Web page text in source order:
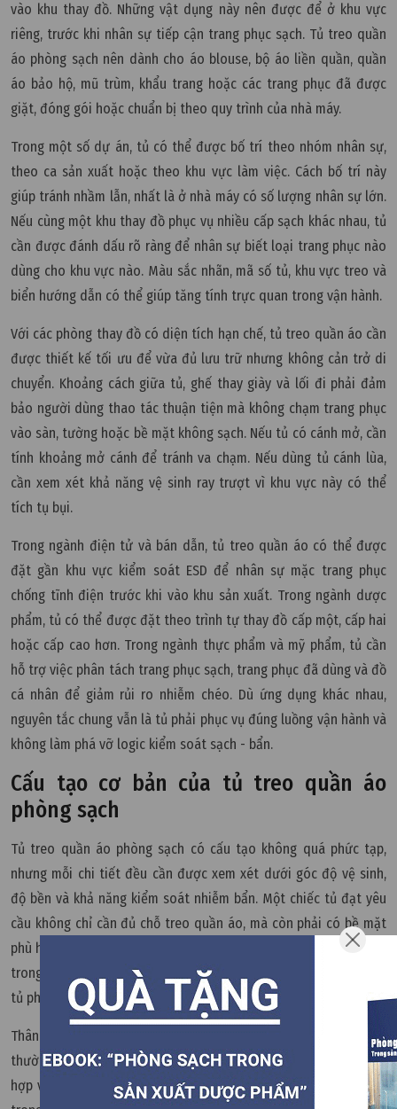
vào khu thay đồ. Những vật dụng này nên được để ở khu vực
riêng, trước khi nhân sự tiếp cận trang phục sạch. Tủ treo quần
áo phòng sạch nên dành cho áo blouse, bộ áo liền quần, quần
áo bảo hộ, mũ trùm, khẩu trang hoặc các trang phục đã được
giặt, đóng gói hoặc chuẩn bị theo quy trình của nhà máy.
Trong một số dự án, tủ có thể được bố trí theo nhóm nhân sự,
theo ca sản xuất hoặc theo khu vực làm việc. Cách bố trí này
giúp tránh nhầm lẫn, nhất là ở nhà máy có số lượng nhân sự lớn.
Nếu cùng một khu thay đồ phục vụ nhiều cấp sạch khác nhau, tủ
cần được đánh dấu rõ ràng để nhân sự biết loại trang phục nào
dùng cho khu vực nào. Màu sắc nhãn, mã số tủ, khu vực treo và
biển hướng dẫn có thể giúp tăng tính trực quan trong vận hành.
Với các phòng thay đồ có diện tích hạn chế, tủ treo quần áo cần
được thiết kế tối ưu để vừa đủ lưu trữ nhưng không cản trở di
chuyển. Khoảng cách giữa tủ, ghế thay giày và lối đi phải đảm
bảo người dùng thao tác thuận tiện mà không chạm trang phục
vào sàn, tường hoặc bề mặt không sạch. Nếu tủ có cánh mở, cần
tính khoảng mở cánh để tránh va chạm. Nếu dùng tủ cánh lùa,
cần xem xét khả năng vệ sinh ray trượt vì khu vực này có thể
tích tụ bụi.
Trong ngành điện tử và bán dẫn, tủ treo quần áo có thể được
đặt gần khu vực kiểm soát ESD để nhân sự mặc trang phục
chống tĩnh điện trước khi vào khu sản xuất. Trong ngành dược
phẩm, tủ có thể được đặt theo trình tự thay đồ cấp một, cấp hai
hoặc cấp cao hơn. Trong ngành thực phẩm và mỹ phẩm, tủ cần
hỗ trợ việc phân tách trang phục sạch, trang phục đã dùng và đồ
cá nhân để giảm rủi ro nhiễm chéo. Dù ứng dụng khác nhau,
nguyên tắc chung vẫn là tủ phải phục vụ đúng luồng vận hành và
không làm phá vỡ logic kiểm soát sạch - bẩn.
Cấu tạo cơ bản của tủ treo quần áo
phòng sạch
Tủ treo quần áo phòng sạch có cấu tạo không quá phức tạp,
nhưng mỗi chi tiết đều cần được xem xét dưới góc độ vệ sinh,
độ bền và khả năng kiểm soát nhiễm bẩn. Một chiếc tủ đạt yêu
cầu không chỉ cần đủ chỗ treo quần áo, mà còn phải có bề mặt
phù hợp, hạn chế khe hở, dễ lau chùi và không gây phát sinh hạt
trong quá trình sử dụng. Đây là điểm khác biệt quan trọng giữa
tủ phòng sạch và tủ quần áo thông thường.
Thân tủ là phần chính tạo nên kết cấu của thiết bị. Thân tủ
thường được làm từ inox, thép sơn tĩnh điện hoặc vật liệu phù
hợp với môi trường sử dụng. Thép không gỉ, là vật liệu phổ biến